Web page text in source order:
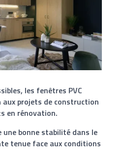
les fenêtres PVC
aux projets de construction
en rénovation.
bonne stabilité dans le
tenue face aux conditions